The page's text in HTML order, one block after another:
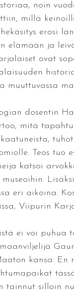
noin
millä
erosi
elämään ja
ovat
dosentin
mitä
Teos
katsoi
eri aikoina.
Viipurin
ei voi puhua
kansa.
tainnut silloin